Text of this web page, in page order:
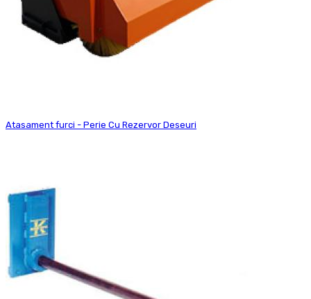
Atasament furci - Perie Cu Rezervor Deseuri